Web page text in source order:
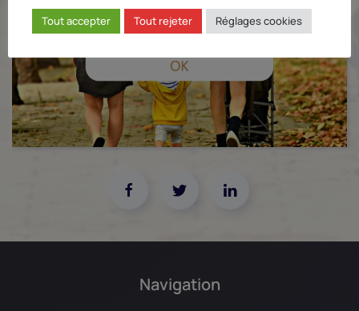
Navigation
Tout accepter Tout rejeter Réglages cookies